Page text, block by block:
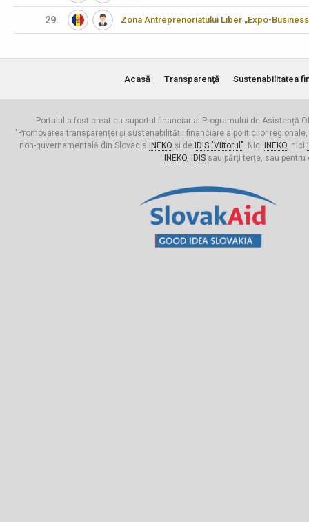
29. Zona Antreprenoriatului Liber „Expo-
Acasă Transparenţă Sustenabilitatea
Portalul a fost creat cu suportul financiar al Programului de Asistență
"Promovarea transparenței și sustenabilității financiare a politicilor
non-guvernamentală din Slovacia
INEKO și de IDIS "Viitorul". Nici INEKO, nici
INEKO, IDISsau părți terțe, sau pentru